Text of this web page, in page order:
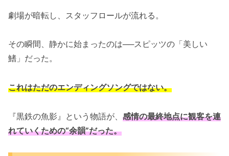
劇場が暗転し、スタッフロールが流れる。
その瞬間、静かに始まったのは──スピッツの「美しい
鰭」だった。
これはただのエンディングソングではない。
『黒鉄の魚影』という物語が、 感情の最終地点に観客を連
れていくための“余韻”だった。